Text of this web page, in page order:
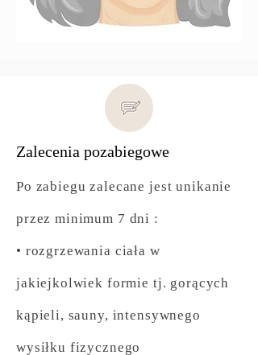
Zalecenia pozabiegowe
Po zabiegu zalecane jest unikanie
przez minimum 7 dni :
• rozgrzewania ciała w
jakiejkolwiek formie tj. gorących
kąpieli, sauny, intensywnego
wysiłku fizycznego